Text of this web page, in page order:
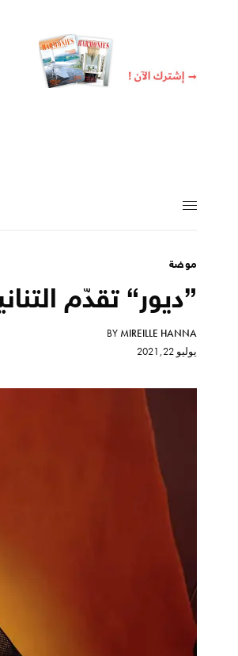
موضة
”ديور“ تقدّم
BYMIREILLE HANNA
يوليو 22, 2021